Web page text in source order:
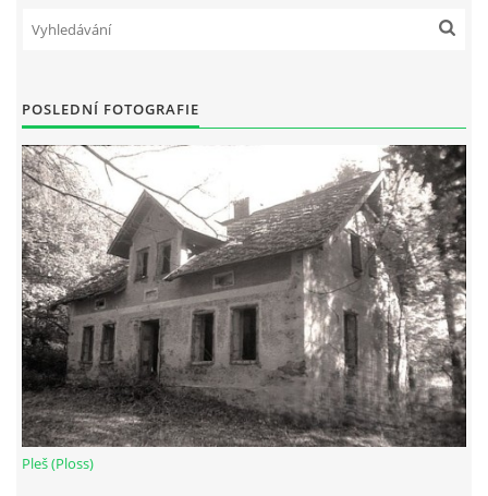
POSLEDNÍ FOTOGRAFIE
Pleš (Ploss)